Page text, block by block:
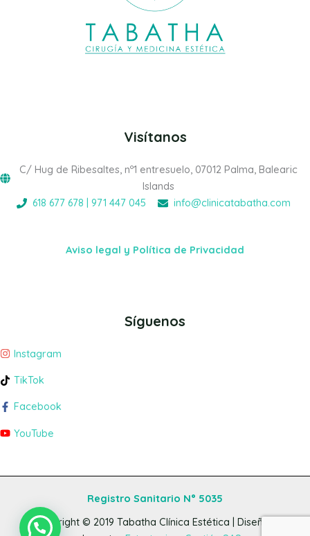
Visítanos
C/ Hug de Ribesaltes, nº1 entresuelo, 07012 Palma, Balearic
Islands
618 677 678 | 971 447 045
info@clinicatabatha.com
Aviso legal y Política de Privacidad
Síguenos
Instagram
TikTok
Facebook
YouTube
Registro Sanitario N° 5035
Copyright © 2019 Tabatha Clínica Estética | Diseño y